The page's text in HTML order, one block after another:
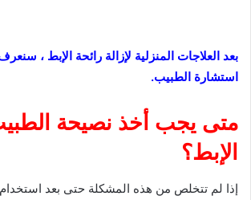
بعد العلاجات المنزلية لإزالة رائحة الإبط ،
استشارة الطبيب.
متى يجب أخذ نصيحة
الإبط؟
إذا لم تتخلص من هذه المشكلة حتى بعد استخدام